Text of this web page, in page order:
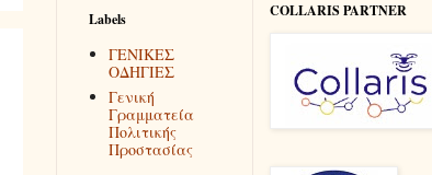
Labels
ΓΕΝΙΚΕΣ
ΟΔΗΓΙΕΣ
Γενική
Γραμματεία
Πολιτικής
Προστασίας
COLLARIS PARTNER